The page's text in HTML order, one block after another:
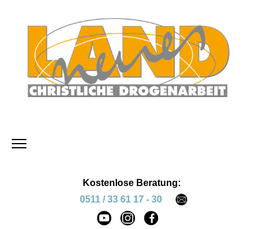
Kostenlose Beratung:
0511 / 33 61 17 - 30